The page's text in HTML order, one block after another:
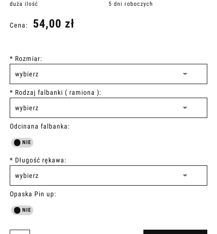
duża ilość
5 dni roboczych
Cena: 54,00 zł
* Rozmiar:
* Rodzaj falbanki ( ramiona ):
Odcinana falbanka:
* Długość rękawa:
Opaska Pin up: